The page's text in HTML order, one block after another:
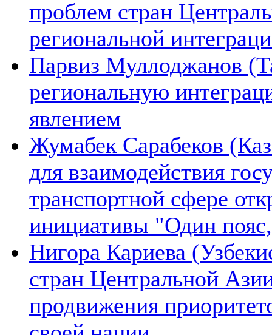
проблем стран
региональной
Парвиз Муллоджанов
региональную
явлением
Жумабек Сарабеков
для взаимодействия
транспортной сфере
инициативы "Один
Нигора Кариева
стран Центральной
продвижения